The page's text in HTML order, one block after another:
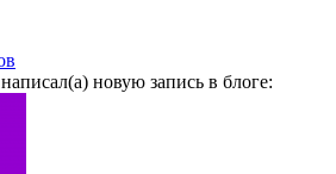
написал(а) новую запись в блоге: